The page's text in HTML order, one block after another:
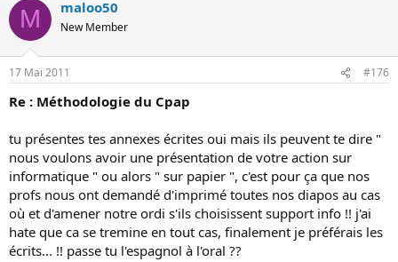
M maloo50
New Member
17 Mai 2011 #176
Re : Méthodologie du Cpap
tu présentes tes annexes écrites oui mais ils peuvent te dire "
nous voulons avoir une présentation de votre action sur
informatique " ou alors " sur papier ", c'est pour ça que nos
profs nous ont demandé d'imprimé toutes nos diapos au cas
où et d'amener notre ordi s'ils choisissent support info !! j'ai
hate que ca se tremine en tout cas, finalement je préférais les
écrits... !! passe tu l'espagnol à l'oral ??